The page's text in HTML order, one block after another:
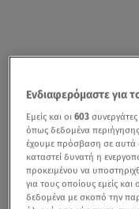
Ενδιαφερόμαστε για
Εμείς και οι603
όπως δεδομένα περιήγησης
έχουμε πρόσβαση σε αυτά
καταστεί δυνατή η
προκειμένου να
για τους οποίους εμείς
δεδομένα με σκοπό την